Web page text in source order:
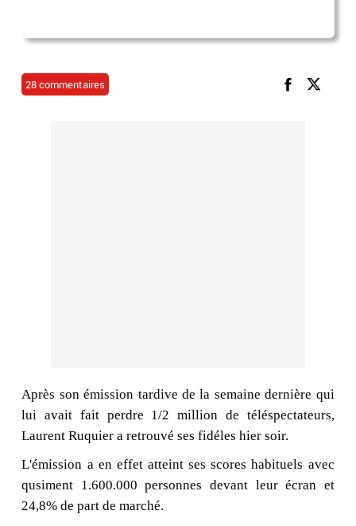
28 commentaires
Après son émission tardive de la semaine dernière qui
lui avait fait perdre 1/2 million de téléspectateurs,
Laurent Ruquier a retrouvé ses fidéles hier soir.
L'émission a en effet atteint ses scores habituels avec
qusiment 1.600.000 personnes devant leur écran et
24,8% de part de marché.